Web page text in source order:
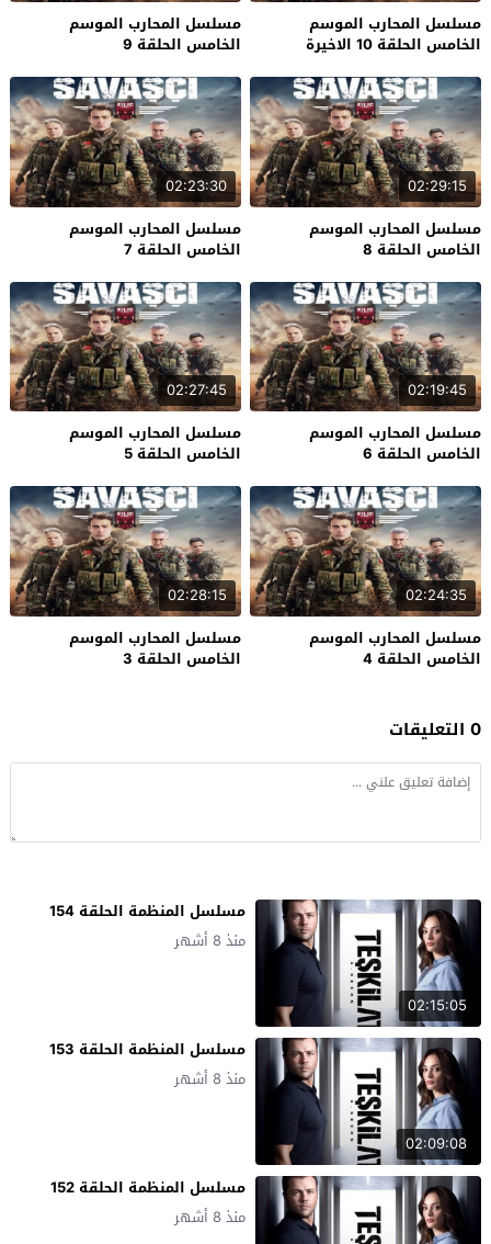
مسلسل المحارب الموسم
الخامس الحلقة 10 الاخيرة
مسلسل المحارب الموسم
الخامس الحلقة 9
02:29:15
مسلسل المحارب الموسم
الخامس الحلقة 8
02:23:30
مسلسل المحارب الموسم
الخامس الحلقة 7
02:19:45
مسلسل المحارب الموسم
الخامس الحلقة 6
02:27:45
مسلسل المحارب الموسم
الخامس الحلقة 5
02:24:35
مسلسل المحارب الموسم
الخامس الحلقة 4
02:28:15
مسلسل المحارب الموسم
الخامس الحلقة 3
0 التعليقات
02:15:05
مسلسل المنظمة الحلقة 154
منذ 8 أشهر
02:09:08
مسلسل المنظمة الحلقة 153
منذ 8 أشهر
مسلسل المنظمة الحلقة 152
منذ 8 أشهر